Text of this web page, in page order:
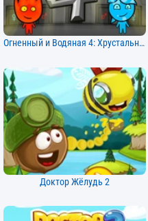
Огненный и Водяная 4: Хрустальный Храм
Доктор Жёлудь 2